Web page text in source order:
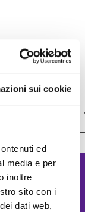
sui cookie
ed
media e per
inoltre
sito con i
dati web,
le